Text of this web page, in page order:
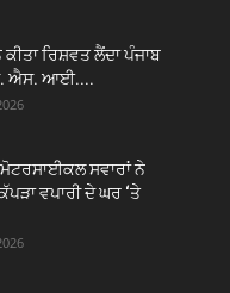
ਕੀਤਾ ਰਿਸ਼ਵਤ ਲੈਂਦਾ ਪੰਜਾਬ
ਐਸ. ਆਈ....
ਸਵਾਰਾਂ ਨੇ
ਵਪਾਰੀ ਦੇ ਘਰ ‘ਤੇ